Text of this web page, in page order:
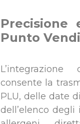
Precisione
Punto
consente la
PLU, delle date
dell’elenco